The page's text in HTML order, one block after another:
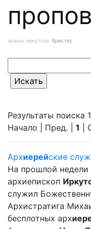
храмы иркутска Христос
Результаты поиска
Начало | Пред. | 1 |
Архиерейские
На прошлой недели
архиепископ
служил
Архистратига
бесплотных арх